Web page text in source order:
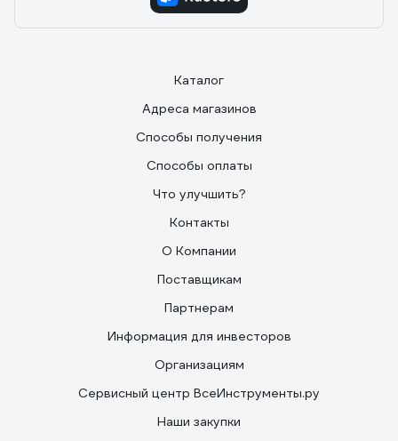
Каталог
Адреса магазинов
Способы получения
Способы оплаты
Что улучшить?
Контакты
О Компании
Поставщикам
Партнерам
Информация для инвесторов
Организациям
Сервисный центр ВсеИнструменты.ру
Наши закупки